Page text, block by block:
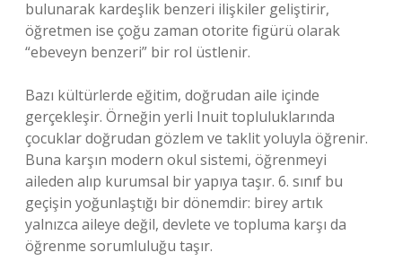
bulunarak kardeşlik benzeri ilişkiler geliştirir,
öğretmen ise çoğu zaman otorite figürü olarak
“ebeveyn benzeri” bir rol üstlenir.
Bazı kültürlerde eğitim, doğrudan aile içinde
gerçekleşir. Örneğin yerli Inuit topluluklarında
çocuklar doğrudan gözlem ve taklit yoluyla öğrenir.
Buna karşın modern okul sistemi, öğrenmeyi
aileden alıp kurumsal bir yapıya taşır. 6. sınıf bu
geçişin yoğunlaştığı bir dönemdir: birey artık
yalnızca aileye değil, devlete ve topluma karşı da
öğrenme sorumluluğu taşır.